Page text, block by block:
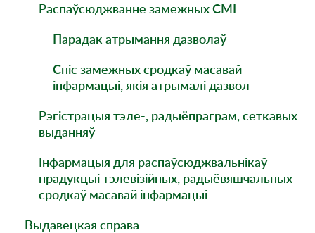
Распаўсюджванне замежных СМІ
Парадак атрымання дазволаў
Спіс замежных сродкаў масавай
інфармацыі, якія атрымалі дазвол
Рэгістрацыя тэле-, радыёпраграм, сеткавых
выданняў
Інфармацыя для распаўсюджвальнікаў
прадукцыі тэлевізійных, радыёвяшчальных
сродкаў масавай інфармацыі
Выдавецкая справа